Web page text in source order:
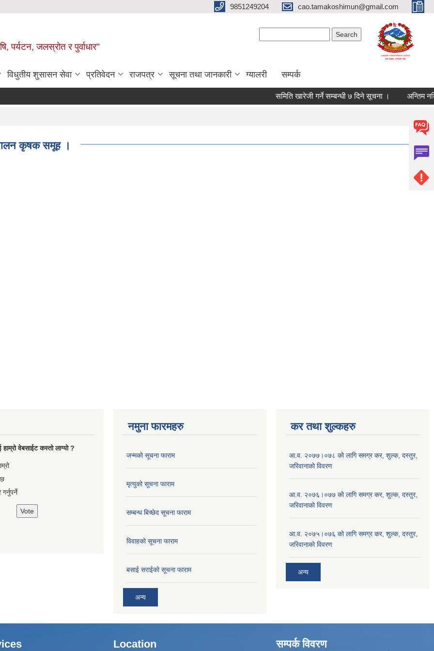
9851249204 cao.tamakoshimun@gmail.com
पर्यटन, जलस्रोत र पुर्वाधार"
विधुतीय शुसासन सेवा प्रतिवेदन राजपत्र सूचना तथा जानकारी ग्यालरी सम्पर्क
समिति खारेजी गर्ने सम्बन्धी ७ दिने सूचना । अन्तिम
कृषक समूह ।
हाम्रो वेबसाईट कस्तो लाग्यो ?
नमुना फारमहरु
जन्मको सूचना फाराम
मृत्युको सूचना फाराम
सम्बन्ध बिच्छेद सूचना फाराम
विवाहको सूचना फाराम
बसाई सराईको सूचना फाराम
अन्य
कर तथा शुल्कहरु
आ.व. २०७७।०७८ को लागि समग्र कर, शुल्क, दस्तुर,
जरिवानाको विवरण
आ.व. २०७६।०७७ को लागि समग्र कर, शुल्क, दस्तुर,
जरिवानाको विवरण
आ.व. २०७५।०७६ को लागि समग्र कर, शुल्क, दस्तुर,
जरिवानाको विवरण
अन्य
Location सम्पर्क विवरण